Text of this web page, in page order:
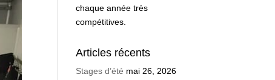
chaque année très
compétitives.
Articles récents
Stages d’été mai 26, 2026